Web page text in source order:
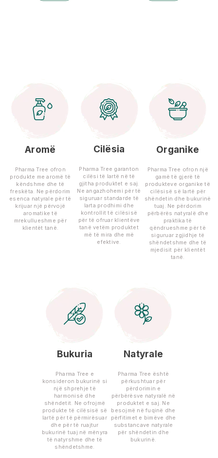
Aromë
Pharma Tree ofron
produkte me aromë të
këndshme dhe të
freskëta. Ne përdorim
esenca natyrale për të
krijuar një përvojë
aromatike të
mrekullueshme për
klientët tanë.
Cilësia
Pharma Tree garanton
cilësi të lartë në të
gjitha produktet e saj.
Ne angazhohemi për të
siguruar standarde të
larta prodhimi dhe
kontrollit të cilësisë
për të ofruar klientëve
tanë vetëm produktet
më të mira dhe më
efektive.
Organike
Pharma Tree ofron një
gamë të gjerë të
produkteve organike të
cilësisë së lartë për
shëndetin dhe bukurinë
tuaj. Ne përdorim
përbërës natyralë dhe
praktika të
qëndrueshme për të
siguruar zgjidhje të
shëndetshme dhe të
mjedisit për klientët
tanë.
Bukuria
Pharma Tree e
konsideron bukurinë si
një shprehje të
harmonisë dhe
shëndetit. Ne ofrojmë
produkte të cilësisë së
lartë për të përmirësuar
dhe për të ruajtur
bukurinë tuaj në mënyra
të natyrshme dhe të
shëndetshme.
Natyrale
Pharma Tree është
përkushtuar për
përdorimin e
përbërësve natyralë në
produktet e saj. Ne
besojmë në fuqinë dhe
përfitimet e bimëve dhe
substancave natyrale
për shëndetin dhe
bukurinë.